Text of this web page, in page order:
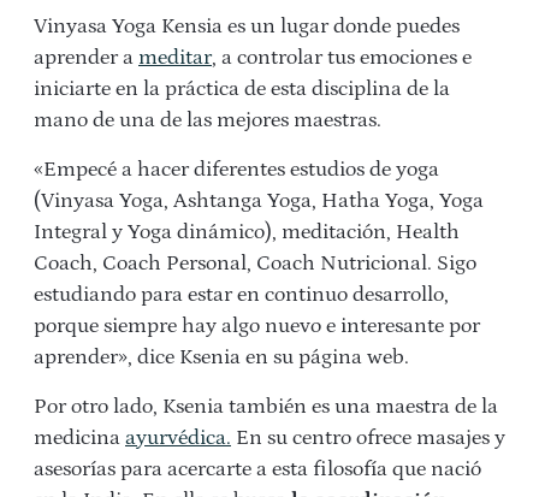
Vinyasa Yoga Kensia es un lugar donde puedes
aprender a meditar, a controlar tus emociones e
iniciarte en la práctica de esta disciplina de la
mano de una de las mejores maestras.
«Empecé a hacer diferentes estudios de yoga
(Vinyasa Yoga, Ashtanga Yoga, Hatha Yoga, Yoga
Integral y Yoga dinámico), meditación, Health
Coach, Coach Personal, Coach Nutricional. Sigo
estudiando para estar en continuo desarrollo,
porque siempre hay algo nuevo e interesante por
aprender», dice Ksenia en su página web.
Por otro lado, Ksenia también es una maestra de la
medicina ayurvédica. En su centro ofrece masajes y
asesorías para acercarte a esta filosofía que nació